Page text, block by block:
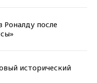
Роналду после
исторический